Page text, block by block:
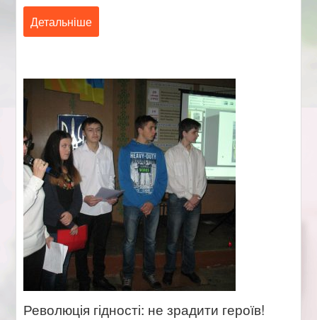
Детальніше
Революція гідності: не зрадити героїв!